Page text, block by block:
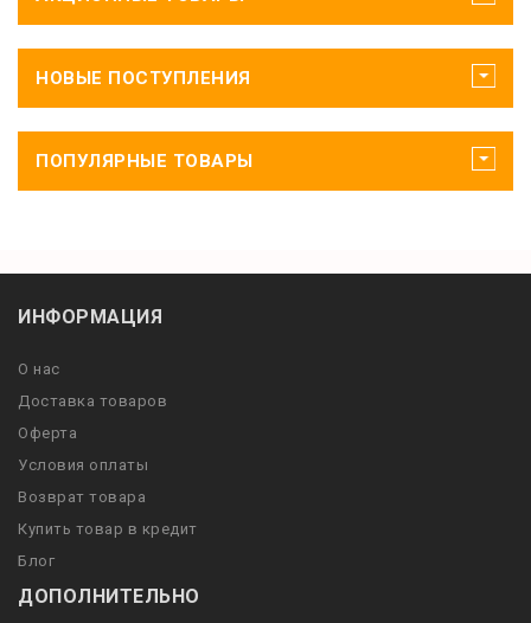
НОВЫЕ ПОСТУПЛЕНИЯ
ПОПУЛЯРНЫЕ ТОВАРЫ
ИНФОРМАЦИЯ
О нас
Доставка товаров
Оферта
Условия оплаты
Возврат товара
Купить товар в кредит
Блог
ДОПОЛНИТЕЛЬНО